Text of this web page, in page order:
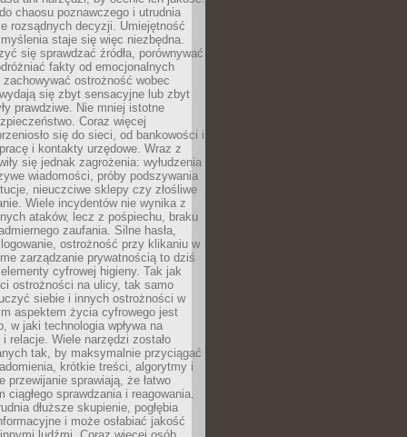
chaosu poznawczego i utrudnia
rozsądnych decyzji. Umiejętność
staje się więc niezbędna.
się sprawdzać źródła, porównywać
fakty od emocjonalnych
ostrożność wobec
się zbyt sensacyjne lub zbyt
prawdziwe. Nie mniej istotne
Coraz więcej
się do sieci, od bankowości i
i kontakty urzędowe. Wraz z
się jednak zagrożenia: wyłudzenia
wiadomości, próby podszywania
nieuczciwe sklepy czy złośliwe
Wiele incydentów nie wynika z
ataków, lecz z pośpiechu, braku
zaufania. Silne hasła,
ostrożność przy klikaniu w
zarządzanie prywatnością to dziś
cyfrowej higieny. Tak jak
ostrożności na ulicy, tak samo
siebie i innych ostrożności w
aspektem życia cyfrowego jest
w jaki technologia wpływa na
relacje. Wiele narzędzi zostało
tak, by maksymalnie przyciągać
krótkie treści, algorytmy i
przewijanie sprawiają, że łatwo
ciągłego sprawdzania i reagowania.
dłuższe skupienie, pogłębia
i może osłabiać jakość